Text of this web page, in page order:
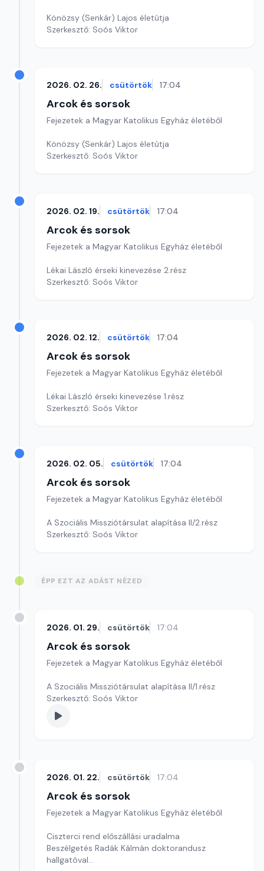
Könözsy (Senkár) Lajos életútja
Szerkesztő: Soós Viktor
2026. 02. 26. csütörtök 17:04
Arcok és sorsok
Fejezetek a Magyar Katolikus Egyház életéből
Könözsy (Senkár) Lajos életútja
Szerkesztő: Soós Viktor
2026. 02. 19. csütörtök 17:04
Arcok és sorsok
Fejezetek a Magyar Katolikus Egyház életéből
Lékai László érseki kinevezése 2.rész
Szerkesztő: Soós Viktor
2026. 02. 12. csütörtök 17:04
Arcok és sorsok
Fejezetek a Magyar Katolikus Egyház életéből
Lékai László érseki kinevezése 1.rész
Szerkesztő: Soós Viktor
2026. 02. 05. csütörtök 17:04
Arcok és sorsok
Fejezetek a Magyar Katolikus Egyház életéből
A Szociális Missziótársulat alapítása II/2.rész
Szerkesztő: Soós Viktor
ÉPP EZT AZ ADÁST NÉZED
2026. 01. 29. csütörtök 17:04
Arcok és sorsok
Fejezetek a Magyar Katolikus Egyház életéből
A Szociális Missziótársulat alapítása II/1.rész
Szerkesztő: Soós Viktor
2026. 01. 22. csütörtök 17:04
Arcok és sorsok
Fejezetek a Magyar Katolikus Egyház életéből
Ciszterci rend előszállási uradalma
Beszélgetés Radák Kálmán doktorandusz
hallgatóval